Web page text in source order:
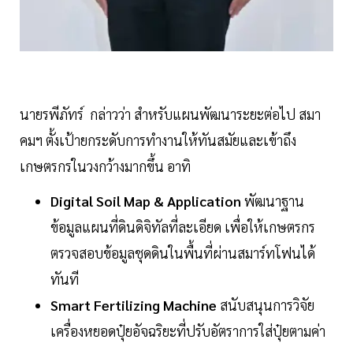
นายรพีภัทร์ กล่าวว่า สำหรับแผนพัฒนาระยะต่อไป สมา
คมฯ ตั้งเป้ายกระดับการทำงานให้ทันสมัยและเข้าถึง
เกษตรกรในวงกว้างมากขึ้น อาทิ
Digital Soil Map & Application พัฒนาฐาน
ข้อมูลแผนที่ดินดิจิทัลที่ละเอียด เพื่อให้เกษตรกร
ตรวจสอบข้อมูลชุดดินในพื้นที่ผ่านสมาร์ทโฟนได้
ทันที
Smart Fertilizing Machine สนับสนุนการวิจัย
เครื่องหยอดปุ๋ยอัจฉริยะที่ปรับอัตราการใส่ปุ๋ยตามค่า